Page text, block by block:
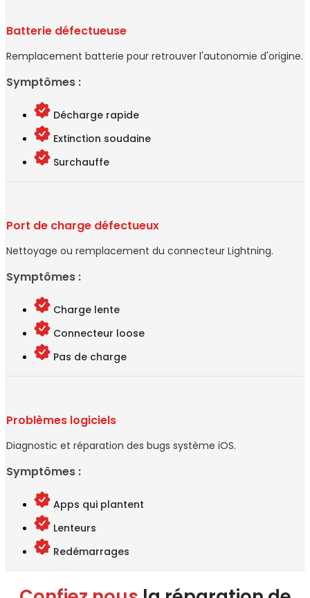
Batterie défectueuse
Remplacement batterie pour retrouver l'autonomie d'origine.
Symptômes :
Décharge rapide
Extinction soudaine
Surchauffe
Port de charge défectueux
Nettoyage ou remplacement du connecteur Lightning.
Symptômes :
Charge lente
Connecteur loose
Pas de charge
Problèmes logiciels
Diagnostic et réparation des bugs système iOS.
Symptômes :
Apps qui plantent
Lenteurs
Redémarrages